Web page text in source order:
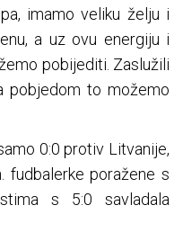
imamo veliku želju i
a uz ovu energiju i
pobijediti. Zaslužili
pobjedom to možemo
0:0 protiv Litvanije,
fudbalerke poražene s
s 5:0 savladala